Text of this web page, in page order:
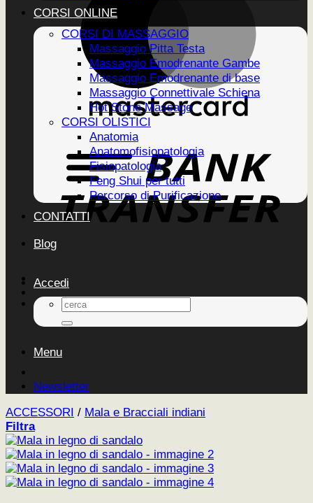
CORSI ONLINE
CORSI DI MASSAGGIO
Massaggio Pitta Testa
Massaggio Emodrenante Gambe
Massaggio Emodrenante di base
Massaggio Connettivale Schiena
Hot Stone Massage
CORSI OLISTICI
Anatomia
Anatomofisiopatologia
Fisiopatologia
Feng Shui per tutti
Percorso di Purificazione
CONTATTI
Blog
Accedi
Cerca:
Menu
Newsletter
ACCESSORI / Mala e Bracciali indiani
Filtra